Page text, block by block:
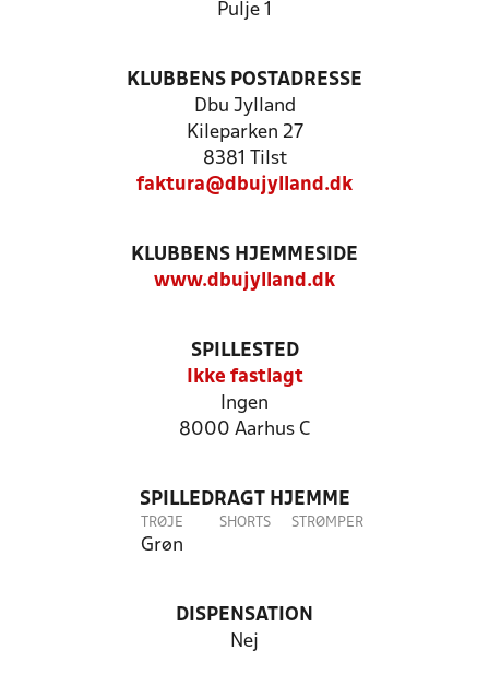
Pulje 1
KLUBBENS POSTADRESSE
Dbu Jylland
Kileparken 27
8381 Tilst
faktura@dbujylland.dk
KLUBBENS HJEMMESIDE
www.dbujylland.dk
SPILLESTED
Ikke fastlagt
Ingen
8000 Aarhus C
SPILLEDRAGT HJEMME
TRØJE
Grøn
SHORTS STRØMPER
DISPENSATION
Nej